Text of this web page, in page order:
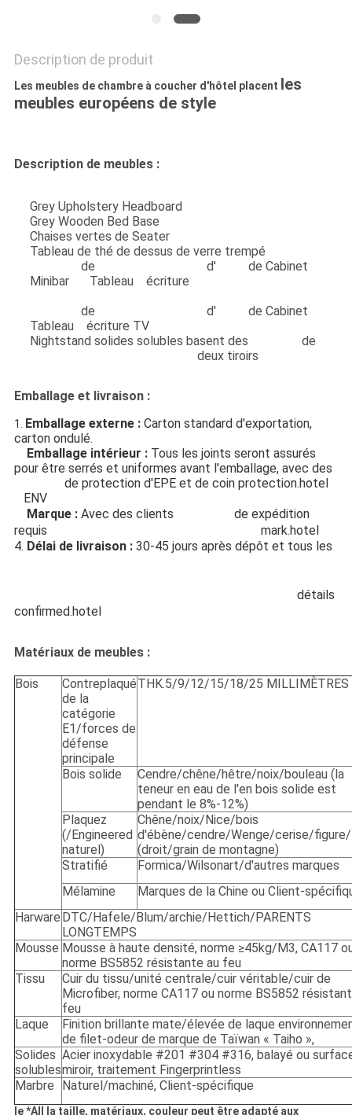
Description de produit
Les meubles de chambre à coucher d'hôtel placent
les
meubles européens de style
Description de meubles :
Grey Upholstery Headboard
Grey Wooden Bed Base
Chaises vertes de Seater
Tableau de thé de dessus de verre trempé
de d'hôtel de Cabinet
Minibar
Tableau
écriture
de d'hôtel de Cabinet
Tableau
écriture TV
Nightstand solides solubles basent des
de
deux tiroirs
Emballage et livraison :
1. Emballage externe : Carton standard d'exportation,
carton ondulé.
Emballage intérieur : Tous les joints seront assurés
ENV
Marque : Avec des clients
de expédition
requis
mark.hotel
4. Délai de livraison :
détails
confirmed.hotel
Matériaux de meubles :
Bois
Contreplaqué
de la
catégorie
E1/forces de
défense
principale
THK.5/9/12/15/18/25 MILLIMÈTRES
Bois solide
Cendre/chêne/hêtre/noix/bouleau (la
teneur en eau de l'en bois solide est
pendant le 8%-12%)
Plaquez
(/Engineered
naturel)
Chêne/noix/Nice/bois
d'ébène/cendre/Wenge/cerise/
(droit/grain de montagne)
Stratifié
Formica/Wilsonart/d'autres marques
Mélamine
Marques de la Chine ou Client-
Harware DTC/Hafele/Blum/archie/Hettich/PARENTS
LONGTEMPS
Mousse Mousse à haute densité, norme ≥45kg/M3, CA117
norme BS5852 résistante au feu
Tissu
Cuir du tissu/unité centrale/cuir véritable/cuir de
Microfiber, norme CA117 ou norme BS5852
feu
Laque
Finition brillante mate/élevée de laque
de filet-odeur de marque de Taïwan « Taiho »,
Solides
solubles
Acier inoxydable #201 #304 #316, balayé ou
miroir, traitement Fingerprintless
Marbre
Naturel/machiné, Client-spécifique
le *All la taille, matériaux, couleur peut être adapté aux